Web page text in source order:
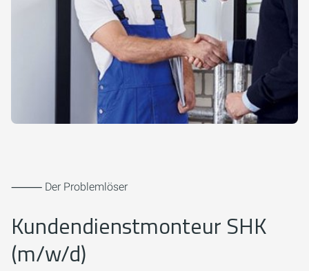
⸻ Der Problemlöser
Kundendienstmonteur SHK
(m/w/d)